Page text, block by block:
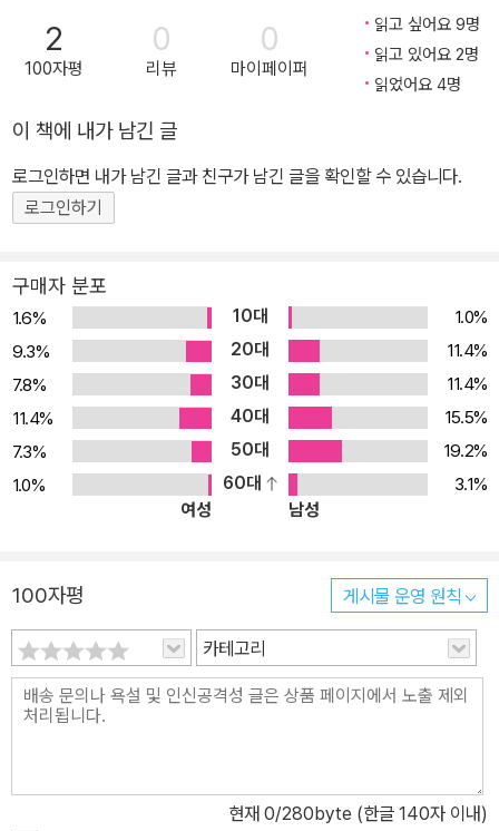
지 않다-불평등한 세계를 넘어서는 인권』, 『민스키의 금융과 자본주
의』, 『미네르바의 올빼미-서구 정치사상의 전통』, 『법사회학, 사회를
읽는 법』 등을 옮겼다.
공무원들은 법을 준수해야 할 강력한 의무를 지니는가 이 책은 법철
학의 중심에 있는 질문에 대해 고차원적인 해석을 제공한다. 무엇이
현행법의 내용을 결정짓는가? 법체계에서 규범체계를 만드는 것은
힘을 갖는가? 이 모든 질문은 법의 본질에 관한 것들이다. 현재 논의
되는 가장 중요한 관점들을 소개하지만, 이 책의 목적은 기존 논의를
점검하는 것이 아니다. 대신 그러한 날선 논의에서 한 걸음 물러나 더
큰 그림을 그리며, 이 오래된 논쟁에서 무엇이 위태로운 상황에 처해
로 보이는 학문이 되어왔다. 이는 부분적으로 중요한 문제를 둘러싼
진영 간의 의견 불일치를 다루기가 매우 까다롭기 때문이다. 이 책의
핵심 목적은 양측을 진단하고, 이처럼 중요하고도 해결이 까다로운
의견 불일치 상황에 적절하고도 실천적인 응답을 제공하는 것이다.
법철학의 쟁점들을 입체적으로 다루다 법, 도덕, 정치철학 분야를 연
구해 이를 법과 법이론에 적용해온 리엄 머피는 20년에 가까운 세월
동안 ‘무엇이 법을 만드는가’에 관한 숙고와 논의를 거쳐 이 책을 집필
했다. 지난 수십 년간 한국사회 역시 법치주의를 정착시키는 과정에
을 둘러싼 이념의 갈등과 사법부의 신뢰, 법무부와 검찰의 갈등 등 다
양한 문제가 발생해 법철학에 대한 이해는 더 절실해지고 있다. 이 책
은 법의 본성, 법 원리와 법의 근본 문제를 깊이 이해하고 나아가 법과
세계가 맺는 관계에 대해 살펴본다. 저자는 현대사회에서 법을 둘러
싼 다양한 쟁점을 철학적 성찰의 대상으로 삼는다. 즉 법철학의 주요
쟁점들을 망라하면서 ‘법의 본성’이나 ‘법의 근거’를 씨줄로, 법실증주
줄로 하여 입체적으로 살펴본다. 법 관련 연구들의 주된 관심이 되는
것은 대개 ‘법의 본성은 무엇인가’다. 하지만 저자는 이에 대해 ‘무엇
2
100자평
0
리뷰
0
마이페이퍼
읽고 싶어요 9명
읽고 있어요 2명
읽었어요 4명
이 책에 내가 남긴 글
로그인하면 내가 남긴 글과 친구가 남긴 글을 확인할 수 있습니다.
로그인하기
구매자 분포
1.6% 10대
1.0%
9.3%
20대
11.4%
7.8%
30대
11.4%
11.4%
40대
15.5%
7.3%
50대
19.2%
1.0%
60대
3.1%
여성
남성
100자평 게시물 운영 원칙
카테고리
현재 0/280byte (한글 140자 이내)